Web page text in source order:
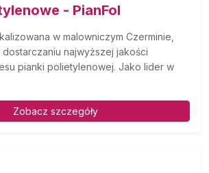
- PianFol
w malowniczym Czerminie,
najwyższej jakości
pianki polietylenowej. Jako lider w
Zobacz szczegóły